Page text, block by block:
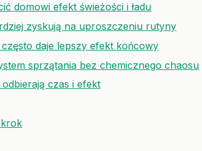
domowi efekt świeżości i ładu
zyskują na uproszczeniu rutyny
daje lepszy efekt końcowy
sprzątania bez chemicznego chaosu
czas i efekt